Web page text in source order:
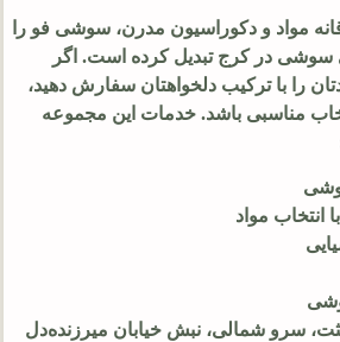
مواد و دکوراسیون مدرن، سوشی فو را
سوشی در کرج تبدیل کرده است. اگر
را با ترکیب دلخواهتان سفارش دهید،
مناسبی باشد. خدمات این مجموعه
مواد
سرو شمالی، نبش خیابان میرزنده‌دل